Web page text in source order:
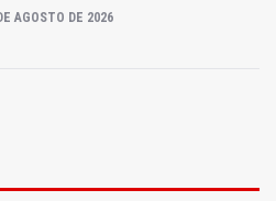
AGOSTO DE 2026